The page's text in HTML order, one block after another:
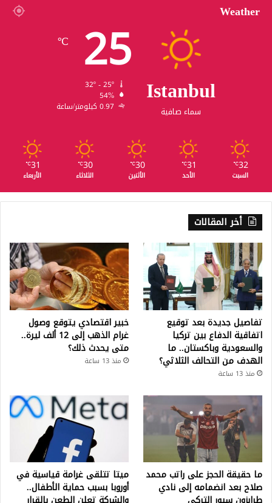
Weather
Istanbul
سماء صافية
25
℃
54%
0.97 كيلومتر/ساعة
32
℃
السبت
31
℃
الأحد
30
℃
الأثنين
30
℃
الثلاثاء
31
℃
الأربعاء
أخر المقالات
تفاصيل جديدة بعد توقيع
اتفاقية الدفاع بين تركيا
والسعودية وباكستان.. ما
الهدف من التحالف الثلاثي؟
منذ 13 ساعة
خبير اقتصادي يتوقع وصول
غرام الذهب إلى 12 ألف ليرة..
متى يحدث ذلك؟
منذ 13 ساعة
ما حقيقة الحجز على راتب محمد
صلاح بعد انضمامه إلى نادي
ميتا تتلقى غرامة قياسية في
أوروبا بسبب حماية الأطفال..